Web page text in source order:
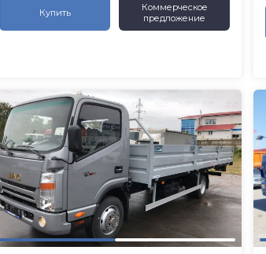
Купить
Коммерческое
предложение